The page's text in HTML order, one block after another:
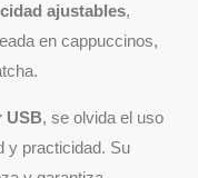
ajustables,
en cappuccinos,
USB, se olvida el uso
y practicidad. Su